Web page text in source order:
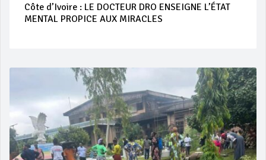
Côte d’Ivoire : LE DOCTEUR DRO ENSEIGNE L’ÉTAT
MENTAL PROPICE AUX MIRACLES